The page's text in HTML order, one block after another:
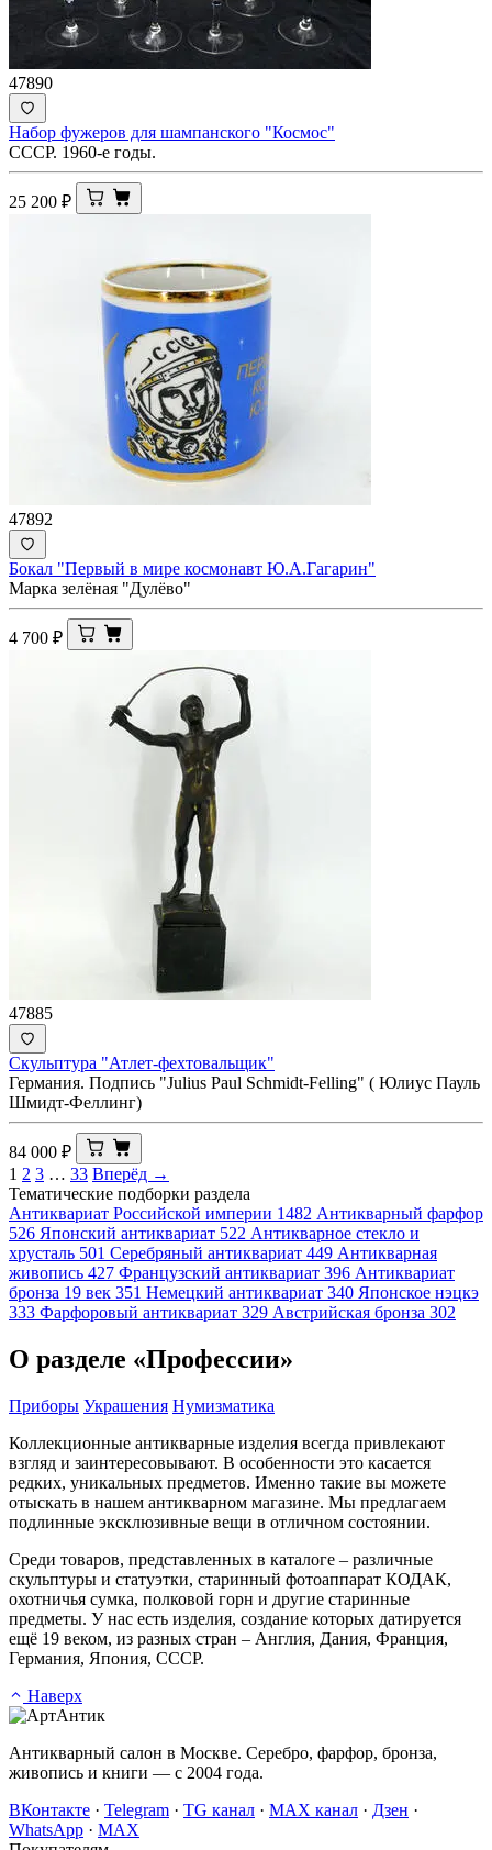
47890
Набор фужеров для шампанского "Космос"
СССР. 1960-е годы.
25 200 ₽
47892
Бокал "Первый в мире космонавт Ю.А.Гагарин"
Марка зелёная "Дулёво"
4 700 ₽
47885
Скульптура "Атлет-фехтовальщик"
Германия. Подпись "Julius Paul Schmidt-Felling" ( Юлиус Пауль
Шмидт-Феллинг)
84 000 ₽
1 2 3 … 33 Вперёд →
Тематические подборки раздела
Антиквариат Российской империи 1482 Антикварный фарфор
526 Японский антиквариат 522 Антикварное стекло и
хрусталь 501 Серебряный антиквариат 449 Антикварная
живопись 427 Французский антиквариат 396 Антиквариат
бронза 19 век 351 Немецкий антиквариат 340 Японское нэцкэ
333 Фарфоровый антиквариат 329 Австрийская бронза 302
О разделе «Профессии»
Приборы Украшения Нумизматика
Коллекционные антикварные изделия всегда привлекают
взгляд и заинтересовывают. В особенности это касается
редких, уникальных предметов. Именно такие вы можете
отыскать в нашем антикварном магазине. Мы предлагаем
подлинные эксклюзивные вещи в отличном состоянии.
Среди товаров, представленных в каталоге – различные
скульптуры и статуэтки, старинный фотоаппарат КОДАК,
охотничья сумка, полковой горн и другие старинные
предметы. У нас есть изделия, создание которых датируется
ещё 19 веком, из разных стран – Англия, Дания, Франция,
Германия, Япония, СССР.
Наверх
Антикварный салон в Москве. Серебро, фарфор, бронза,
живопись и книги — с 2004 года.
ВКонтакте · Telegram · TG канал · MAX канал · Дзен ·
WhatsApp · MAX